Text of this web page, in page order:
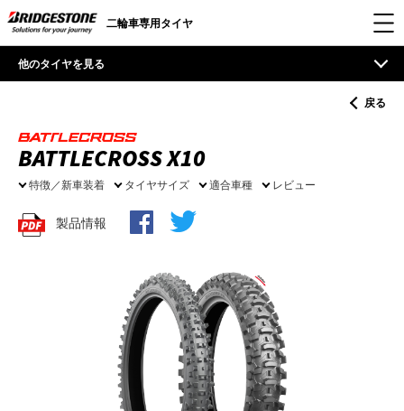
二輪車専用タイヤ
他のタイヤを見る
戻る
BATTLECROSS X10
特徴／新車装着 タイヤサイズ 適合車種 レビュー
製品情報